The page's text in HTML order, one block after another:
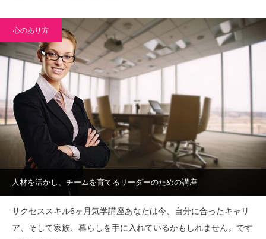
心のあり方
人材を活かし、チームを育てるリーダーのための講座
サクセススキル6ヶ月気学講座あなたは今、自分に合ったキャリ
ア、そして家族、暮らしを手に入れているかもしれません。です